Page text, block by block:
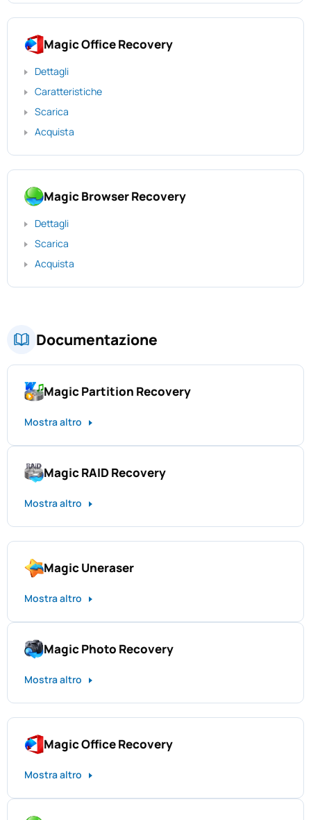
Magic Office Recovery
Dettagli
Caratteristiche
Scarica
Acquista
Magic Browser Recovery
Dettagli
Scarica
Acquista
Documentazione
Magic Partition Recovery
Mostra altro
Magic RAID Recovery
Mostra altro
Magic Uneraser
Mostra altro
Magic Photo Recovery
Mostra altro
Magic Office Recovery
Mostra altro